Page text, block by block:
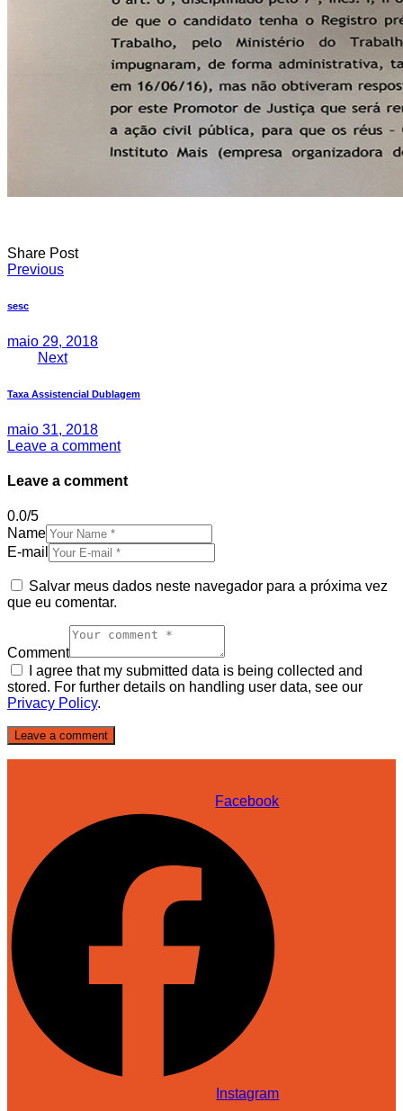
Share Post
Navegação
de
Previous
sesc
maio 29, 2018
Next
Taxa Assistencial Dublagem
maio 31, 2018
Leave a comment
Leave a comment
0.0/5
Name
E-mail
Salvar meus dados neste navegador para a próxima vez
que eu comentar.
Comment
I agree that my submitted data is being collected and
stored. For further details on handling user data, see our
Privacy Policy.
Facebook
Instagram